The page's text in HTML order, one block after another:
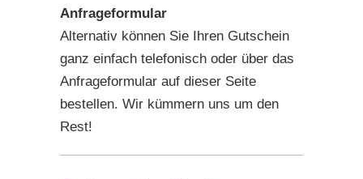
Anfrageformular
Alternativ können Sie Ihren Gutschein
ganz einfach telefonisch oder über das
Anfrageformular auf dieser Seite
bestellen. Wir kümmern uns um den
Rest!